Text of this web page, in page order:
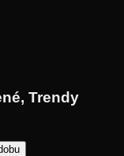
, Trendy